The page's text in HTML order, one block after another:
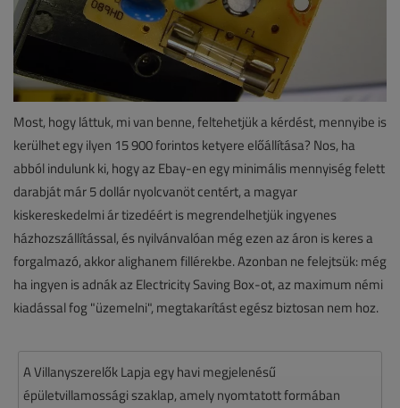
Most, hogy láttuk, mi van benne, feltehetjük a kérdést, mennyibe is
kerülhet egy ilyen 15 900 forintos ketyere előállítása? Nos, ha
abból indulunk ki, hogy az Ebay-en egy minimális mennyiség felett
darabját már 5 dollár nyolcvanöt centért, a magyar
kiskereskedelmi ár tizedéért is megrendelhetjük ingyenes
házhozszállítással, és nyilvánvalóan még ezen az áron is keres a
forgalmazó, akkor alighanem fillérekbe. Azonban ne felejtsük: még
ha ingyen is adnák az Electricity Saving Box-ot, az maximum némi
kiadással fog "üzemelni", megtakarítást egész biztosan nem hoz.
A Villanyszerelők Lapja egy havi megjelenésű
épületvillamossági szaklap, amely nyomtatott formában